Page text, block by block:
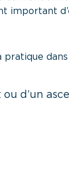
important
d’un